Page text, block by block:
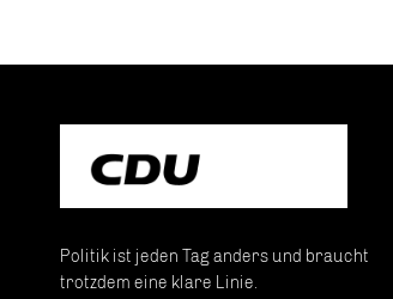
Politik ist jeden Tag anders und braucht
trotzdem eine klare Linie.